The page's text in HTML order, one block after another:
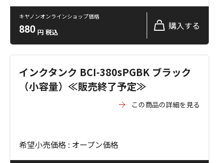
キヤノンオンラインショップ価格
880 円 税込
購入する
インクタンク BCI-380sPGBK ブラック
（小容量）≪販売終了予定≫
この商品の詳細を見る
希望小売価格 : オープン価格